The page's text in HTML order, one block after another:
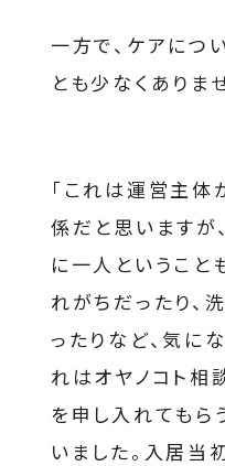
一方で、ケアにつ
とも少なくありま
「これは運営主体
係だと思いますが
に一人ということ
れがちだったり、
ったりなど、気に
れはオヤノコト相
を申し入れてもら
いました。入居当